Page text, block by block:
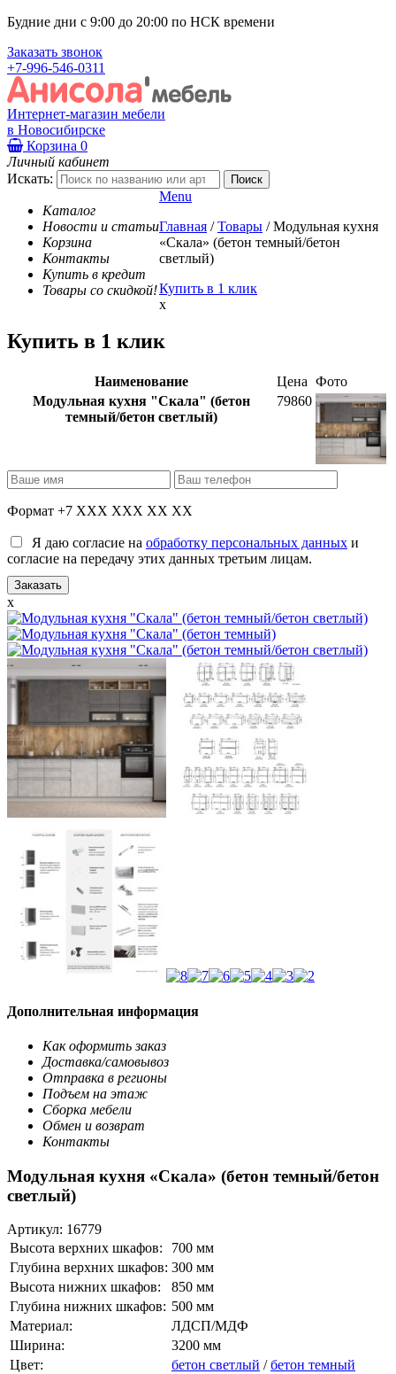
Будние дни с 9:00 до 20:00 по НСК времени
Заказать звонок
+7-996-546-0311
Интернет-магазин мебели
в Новосибирске
Корзина 0
Личный кабинет
Искать:
Каталог
Новости и статьи
Корзина
Контакты
Купить в кредит
Товары со скидкой!
Menu
Главная / Товары / Модульная кухня
«Скала» (бетон темный/бетон
светлый)
Купить в 1 клик
x
Купить в 1 клик
Наименование Цена Фото
Модульная кухня "Скала" (бетон
темный/бетон светлый)
79860
Формат +7 XXX XXX XX XX
Я даю согласие на обработку персональных данных и
согласие на передачу этих данных третьим лицам.
x
Дополнительная информация
Как оформить заказ
Доставка/самовывоз
Отправка в регионы
Подъем на этаж
Сборка мебели
Обмен и возврат
Контакты
Модульная кухня «Скала» (бетон темный/бетон
светлый)
Артикул: 16779
Высота верхних шкафов:
700 мм
Глубина верхних шкафов: 300 мм
Высота нижних шкафов:
850 мм
Глубина нижних шкафов: 500 мм
Материал:
ЛДСП/МДФ
Ширина:
3200 мм
Цвет:
бетон светлый /бетон темный